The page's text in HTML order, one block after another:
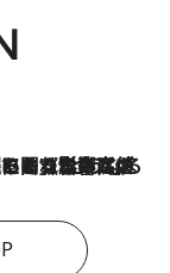
いつまで続く？《エネルギー専門家に聞く“どうなる日本の暮らし”》